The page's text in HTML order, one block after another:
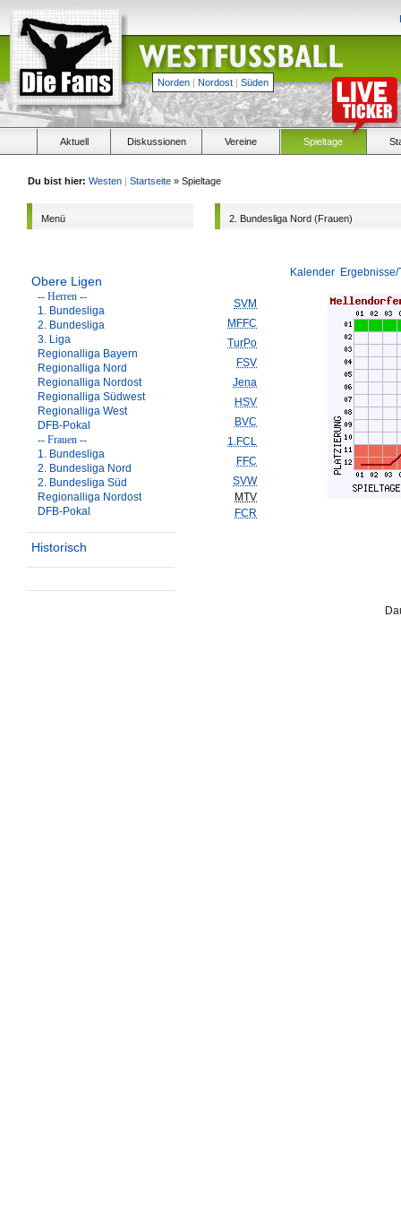
Norden | Nordost | Süden
Aktuell Diskussionen Vereine Spieltage
Du bist hier: Westen | Startseite » Spieltage
Menü
Obere Ligen
-- Herren --
1. Bundesliga
2. Bundesliga
3. Liga
Regionalliga Bayern
Regionalliga Nord
Regionalliga Nordost
Regionalliga Südwest
Regionalliga West
DFB-Pokal
-- Frauen --
1. Bundesliga
2. Bundesliga Nord
2. Bundesliga Süd
Regionalliga Nordost
DFB-Pokal
Historisch
2. Bundesliga Nord (Frauen)
Kalender
SVM
MFFC
TurPo
FSV
Jena
HSV
BVC
1.FCL
FFC
SVW
MTV
FCR